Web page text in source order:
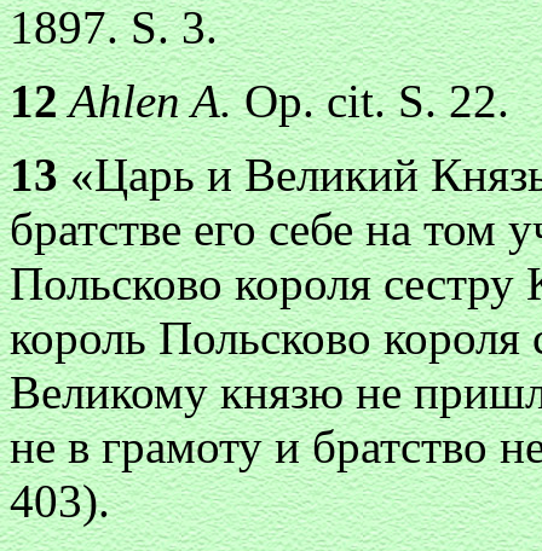
1897. S. 3.
12Ahlen A.Op. cit. S. 22.
13«Царь и Великий
братстве его себе на
Польсково короля
король Польсково
Великому князю не
не в грамоту и братство
403).